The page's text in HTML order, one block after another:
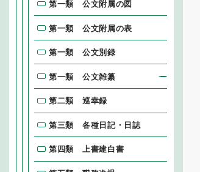
第一類 公文附属の図
第一類 公文附属の表
第一類 公文別録
第一類 公文雑纂
第二類 巡幸録
第三類 各種日記・日誌
第四類 上書建白書